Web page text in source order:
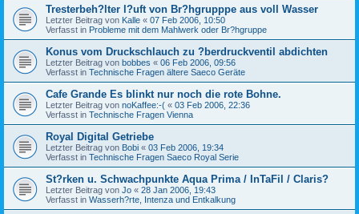
Tresterbeh?lter l?uft von Br?hgrupppe aus voll Wasser
Letzter Beitrag von Kalle « 07 Feb 2006, 10:50
Verfasst in Probleme mit dem Mahlwerk oder Br?hgruppe
Konus vom Druckschlauch zu ?berdruckventil abdichten
Letzter Beitrag von bobbes « 06 Feb 2006, 09:56
Verfasst in Technische Fragen ältere Saeco Geräte
Cafe Grande Es blinkt nur noch die rote Bohne.
Letzter Beitrag von noKaffee:-( « 03 Feb 2006, 22:36
Verfasst in Technische Fragen Vienna
Royal Digital Getriebe
Letzter Beitrag von Bobi « 03 Feb 2006, 19:34
Verfasst in Technische Fragen Saeco Royal Serie
St?rken u. Schwachpunkte Aqua Prima / InTaFil / Claris?
Letzter Beitrag von Jo « 28 Jan 2006, 19:43
Verfasst in Wasserh?rte, Intenza und Entkalkung